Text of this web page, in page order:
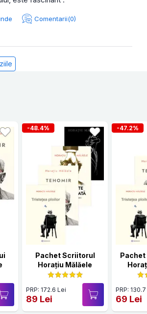
Comentarii(0)
-48.4%
Pachet Scriitorul
Horațiu Mălăele
PRP: 172.6 Lei
89 Lei
-47.2%
Pachet
PRP:
69 Lei